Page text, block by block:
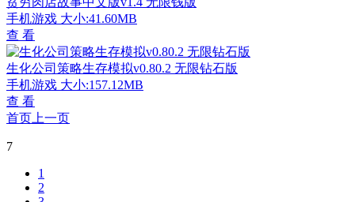
手机游戏 大小:41.60MB
查 看
生化公司策略生存模拟v0.80.2 无限钻石版
手机游戏 大小:157.12MB
查 看
首页 上一页
7
1
2